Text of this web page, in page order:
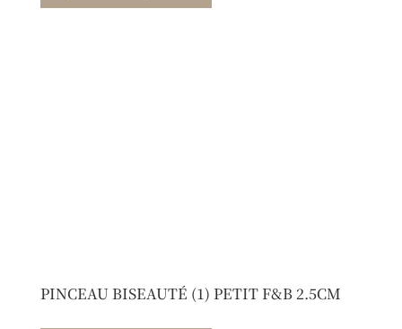
PINCEAU BISEAUTÉ (1) PETIT F&B 2.5CM